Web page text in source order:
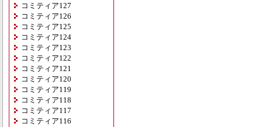
コミティア127
コミティア126
コミティア125
コミティア124
コミティア123
コミティア122
コミティア121
コミティア120
コミティア119
コミティア118
コミティア117
コミティア116